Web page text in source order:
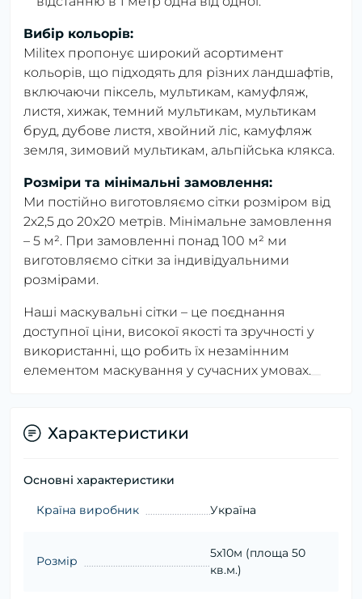
Вибір кольорів:
Militex пропонує широкий асортимент
кольорів, що підходять для різних ландшафтів,
включаючи піксель, мультикам, камуфляж,
листя, хижак, темний мультикам, мультикам
бруд, дубове листя, хвойний ліс, камуфляж
земля, зимовий мультикам, альпійська клякса.
Розміри та мінімальні замовлення:
Ми постійно виготовляємо сітки розміром від
2х2,5 до 20х20 метрів. Мінімальне замовлення
– 5 м². При замовленні понад 100 м² ми
виготовляємо сітки за індивідуальними
розмірами.
Наші маскувальні сітки – це поєднання
доступної ціни, високої якості та зручності у
використанні, що робить їх незамінним
елементом маскування у сучасних умовах.
Характеристики
Основні характеристики
Країна виробник Україна
Розмір
5х10м (площа 50
кв.м.)